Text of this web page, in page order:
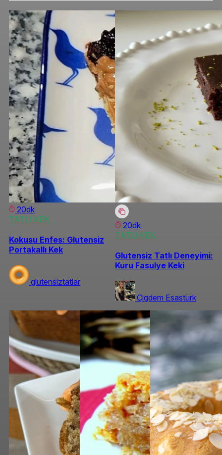
20dk
TATLI KEK
Kokusu Enfes: Glutensiz
Portakallı Kek
glutensiztatlar
20dk
TATLI KEK
Glutensiz Tatlı Deneyimi:
Kuru Fasulye Keki
Çigdem Esastürk